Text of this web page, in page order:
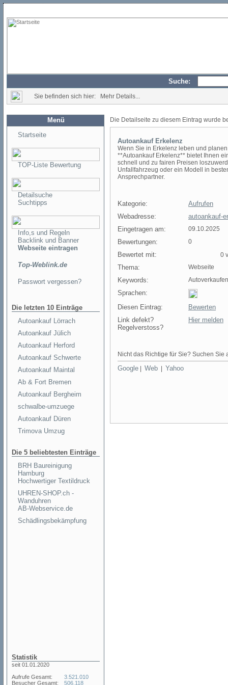
Suche:
Sie befinden sich hier: Mehr Details...
Menü
Startseite
TOP-Liste Bewertung
Detailsuche
Suchtipps
Info,s und Regeln
Backlink und Banner
Webseite eintragen
Top-Weblink.de
Passwort vergessen?
Die letzten 10 Einträge
Autoankauf Lörrach
Autoankauf Jülich
Autoankauf Herford
Autoankauf Schwerte
Autoankauf Maintal
Ab & Fort Bremen
Autoankauf Bergheim
schwalbe-umzuege
Autoankauf Düren
Trimova Umzug
Die 5 beliebtesten Einträge
BRH Baureinigung
Hamburg
Hochwertiger Textildruck
UHREN-SHOP.ch -
Wanduhren
AB-Webservice.de
Schädlingsbekämpfung
Statistik
seit 01.01.2020
Aufrufe Gesamt:
Besucher Gesamt:
3.521.010
506.118
Die Detailseite zu diesem Eintrag wurde
Autoankauf Erkelenz
Wenn Sie in Erkelenz leben und
**Autoankauf Erkelenz** bietet Ihnen
schnell und zu fairen Preisen
Unfallfahrzeug oder ein Modell in
Ansprechpartner.
Kategorie:
Aufrufen
Webadresse:
autoankauf-
Eingetragen am:
09.10.2025
Bewertungen: 0
Bewertet mit: 0
Thema: Webseite
Keywords:
Sprachen:
Diesen Eintrag:
Bewerten
Link defekt?
Regelverstoss?
Hier melden
Nicht das Richtige für Sie? Suchen Sie
Google Web Yahoo